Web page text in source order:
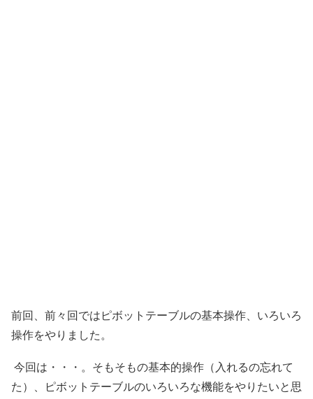
前回、前々回ではピボットテーブルの基本操作、いろいろ
操作をやりました。
今回は・・・。そもそもの基本的操作（入れるの忘れて
た）、ピボットテーブルのいろいろな機能をやりたいと思